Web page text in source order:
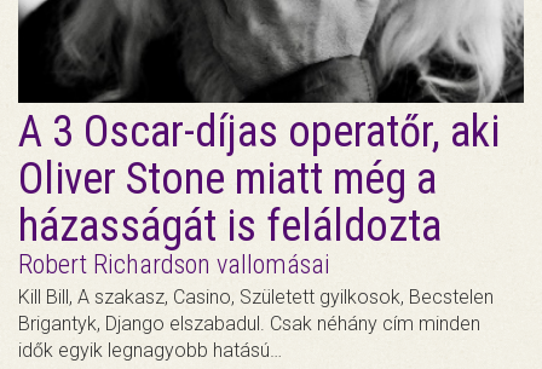
A 3 Oscar-díjas operatőr, aki
Oliver Stone miatt még a
házasságát is feláldozta
Robert Richardson vallomásai
Kill Bill, A szakasz, Casino, Született gyilkosok, Becstelen
Brigantyk, Django elszabadul. Csak néhány cím minden
idők egyik legnagyobb hatású…